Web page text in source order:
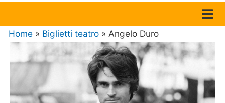
Home » Biglietti teatro » Angelo Duro